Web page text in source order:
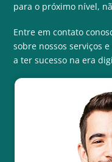
para o próximo nível,
Entre emcontato
sobre nossos serviços
a ter sucesso na era